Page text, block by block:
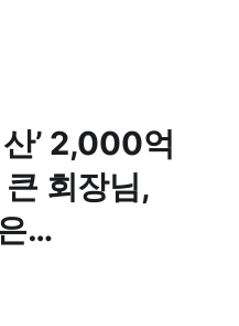
’ 2,000억
회장님,
…